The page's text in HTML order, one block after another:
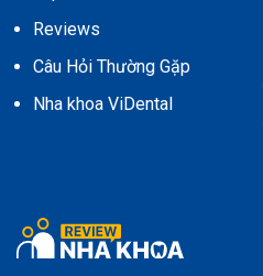
Reviews
Câu Hỏi Thường Gặp
Nha khoa ViDental